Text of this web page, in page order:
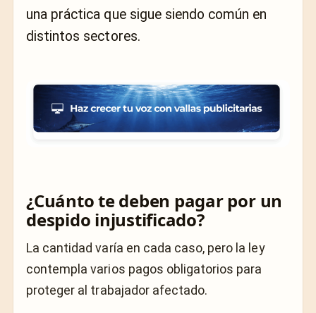
una práctica que sigue siendo común en
distintos sectores.
¿Cuánto te deben pagar por un
despido injustificado?
La cantidad varía en cada caso, pero la ley
contempla varios pagos obligatorios para
proteger al trabajador afectado.